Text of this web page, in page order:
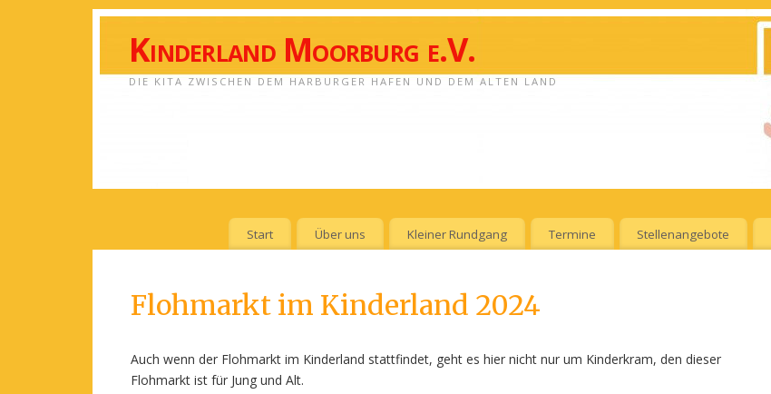
Kinderland Moorburg e.V.
DIE KITA ZWISCHEN DEM HARBURGER HAFEN UND DEM ALTEN LAND
Start Über uns Kleiner Rundgang Termine Stellenangebote
Flohmarkt im Kinderland 2024
Auch wenn der Flohmarkt im Kinderland stattfindet, geht es hier nicht nur um Kinderkram, den dieser
Flohmarkt ist für Jung und Alt.